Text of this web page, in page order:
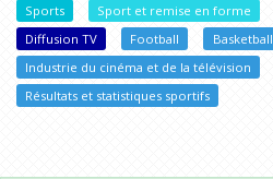
Sports Sport et remise en forme
Diffusion TV
Football
Basketball
Industrie du cinéma et de la télévision
Résultats et statistiques sportifs